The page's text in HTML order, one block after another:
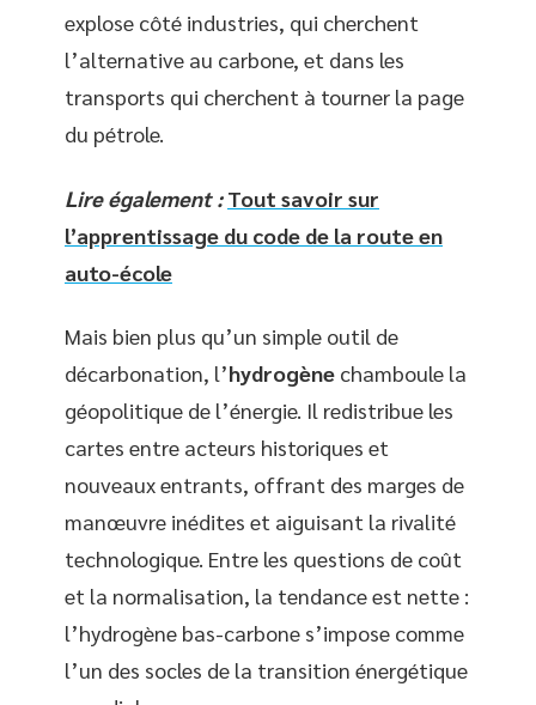
explose côté industries, qui cherchent
l’alternative au carbone, et dans les
transports qui cherchent à tourner la page
du pétrole.
Lire également : Tout savoir sur
l’apprentissage du code de la route en
auto-école
Mais bien plus qu’un simple outil de
décarbonation, l’hydrogène chamboule la
géopolitique de l’énergie. Il redistribue les
cartes entre acteurs historiques et
nouveaux entrants, offrant des marges de
manœuvre inédites et aiguisant la rivalité
technologique. Entre les questions de coût
et la normalisation, la tendance est nette :
l’hydrogène bas-carbone s’impose comme
l’un des socles de la transition énergétique